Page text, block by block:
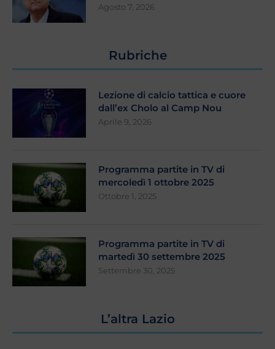
Agosto 7, 2026
Rubriche
Lezione di calcio tattica e cuore
dall’ex Cholo al Camp Nou
Aprile 9, 2026
Programma partite in TV di
mercoledì 1 ottobre 2025
Ottobre 1, 2025
Programma partite in TV di
martedì 30 settembre 2025
Settembre 30, 2025
L’altra Lazio